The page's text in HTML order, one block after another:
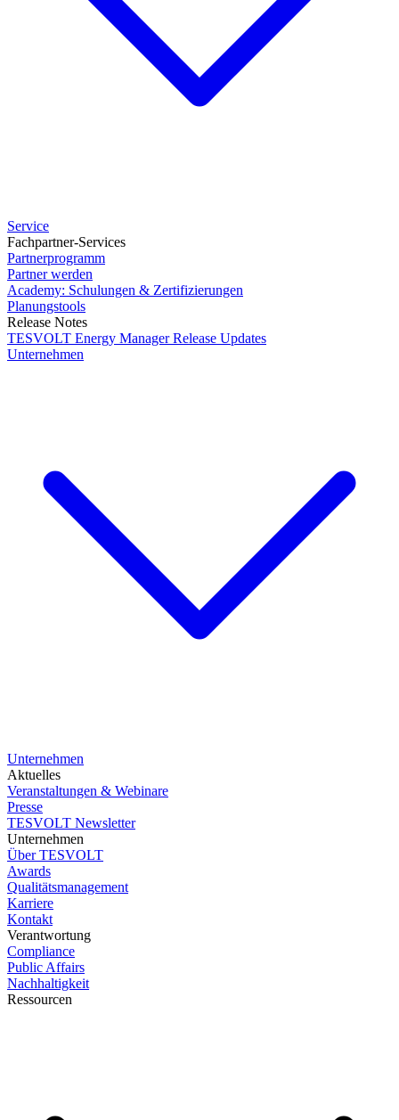
Service
Fachpartner-Services
Partnerprogramm
Partner werden
Academy: Schulungen & Zertifizierungen
Planungstools
Release Notes
TESVOLT Energy Manager Release Updates
Unternehmen
Unternehmen
Aktuelles
Veranstaltungen & Webinare
Presse
TESVOLT Newsletter
Unternehmen
Über TESVOLT
Awards
Qualitätsmanagement
Karriere
Kontakt
Verantwortung
Compliance
Public Affairs
Nachhaltigkeit
Ressourcen